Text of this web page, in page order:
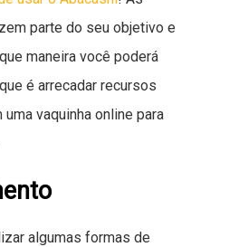
parte do seu objetivo e
maneira você poderá
é arrecadar recursos
vaquinha online para
algumas formas de